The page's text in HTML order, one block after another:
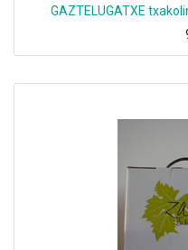
GAZTELUGATXE